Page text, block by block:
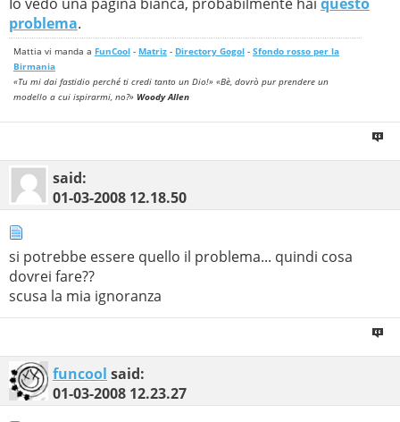
problema.
Mattia vi manda a FunCool - Matriz - Directory Gogol - Sfondo rosso per la
Birmania
«Tu mi dai fastidio perché ti credi tanto un Dio!» «Bè, dovrò pur prendere un
modello a cui ispirarmi, no?» Woody Allen
said:
01-03-2008 12.18.50
si potrebbe essere quello il problema... quindi cosa
dovrei fare??
scusa la mia ignoranza
funcool said:
01-03-2008 12.23.27